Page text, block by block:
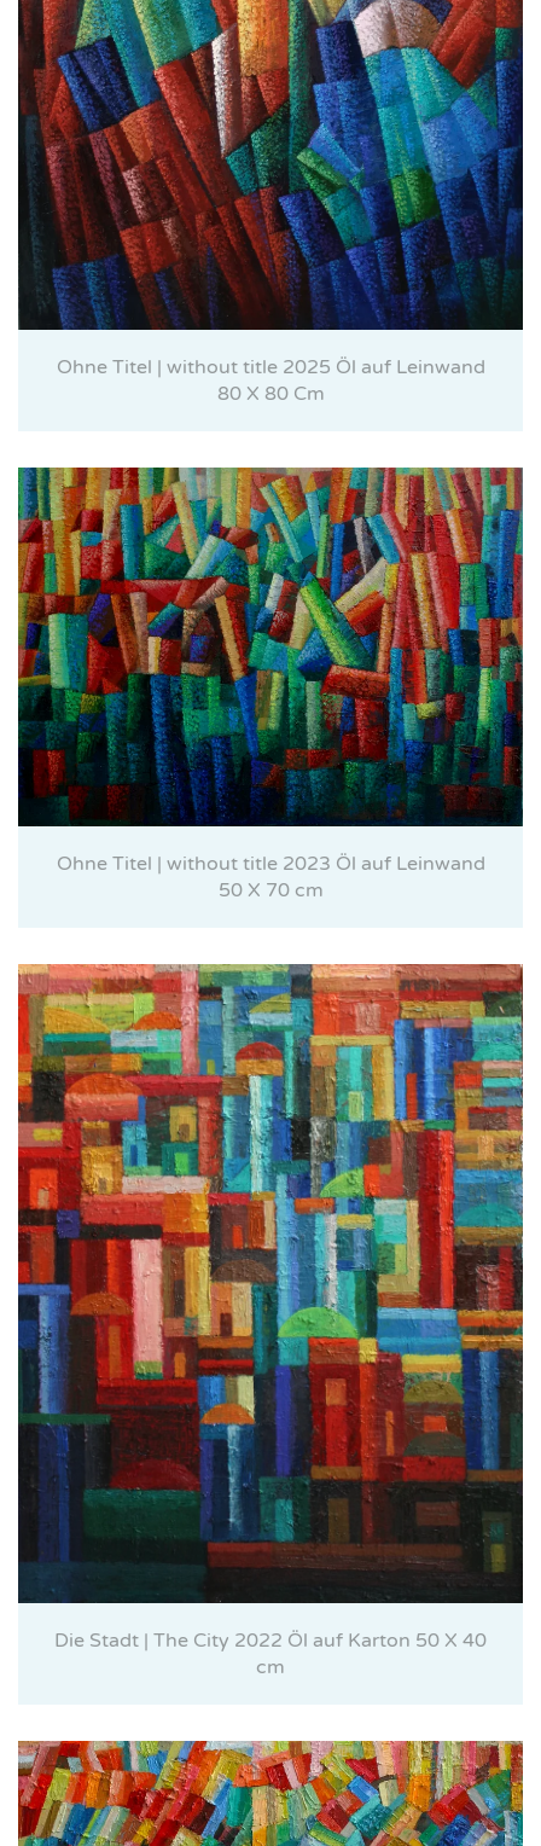
Ohne Titel | without title 2025 Öl auf Leinwand
80 X 80 Cm
Ohne Titel | without title 2023 Öl auf Leinwand
50 X 70 cm
Die Stadt | The City 2022 Öl auf Karton 50 X 40
cm